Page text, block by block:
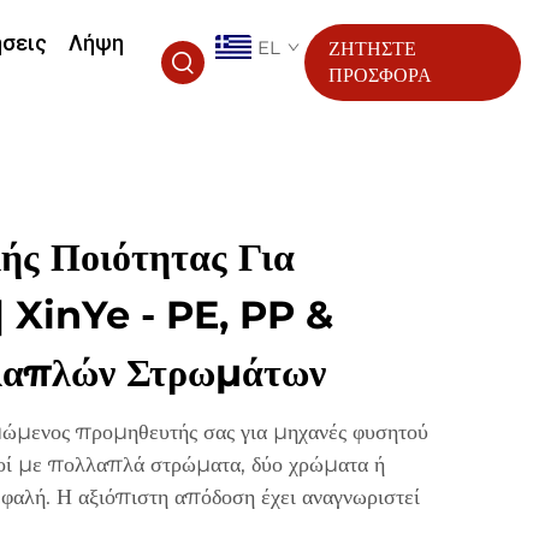
Λήψη EL
ΖΗΤΗΣΤΕ
ΠΡΟΣΦΟΡΑ
Ποιότητας Για
XinYe - PE, PP &
Στρωμάτων
προμηθευτής σας για μηχανές φυσητού
με πολλαπλά στρώματα, δύο χρώματα ή
Η αξιόπιστη απόδοση έχει αναγνωριστεί